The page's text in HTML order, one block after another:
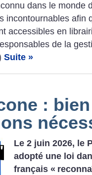
dans le monde
incontournables afin
accessibles en
de la
Suite »
:
Le 2 juin 2026, le
adopté une loi
français «